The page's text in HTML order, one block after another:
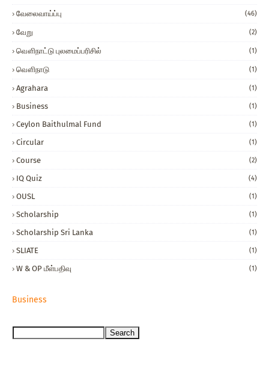
வேலைவாய்ப்பு (46)
வேறு (2)
வௌிநாட்டு புலமைப்பரிசில் (1)
வௌிநாடு (1)
Agrahara (1)
Business (1)
Ceylon Baithulmal Fund (1)
Circular (1)
Course (2)
IQ Quiz (4)
OUSL (1)
Scholarship (1)
Scholarship Sri Lanka (1)
SLIATE (1)
W & OP மீள்பதிவு (1)
Business